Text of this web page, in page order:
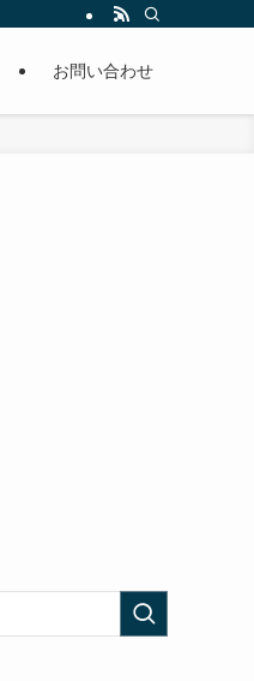
とめています。
お問い合わせ